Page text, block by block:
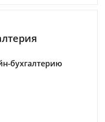
бухгалтерию